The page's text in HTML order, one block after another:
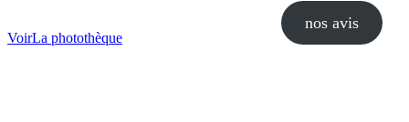
VoirLa photothèque
nos avis